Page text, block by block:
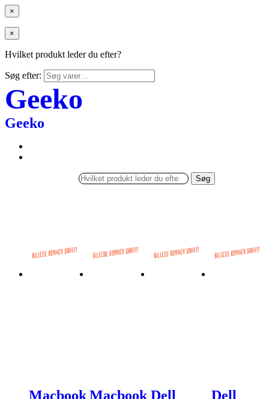
×
×
Hvilket produkt leder du efter?
Søg efter:
Geeko
Geeko
Søg
Macbook Macbook Dell
Dell